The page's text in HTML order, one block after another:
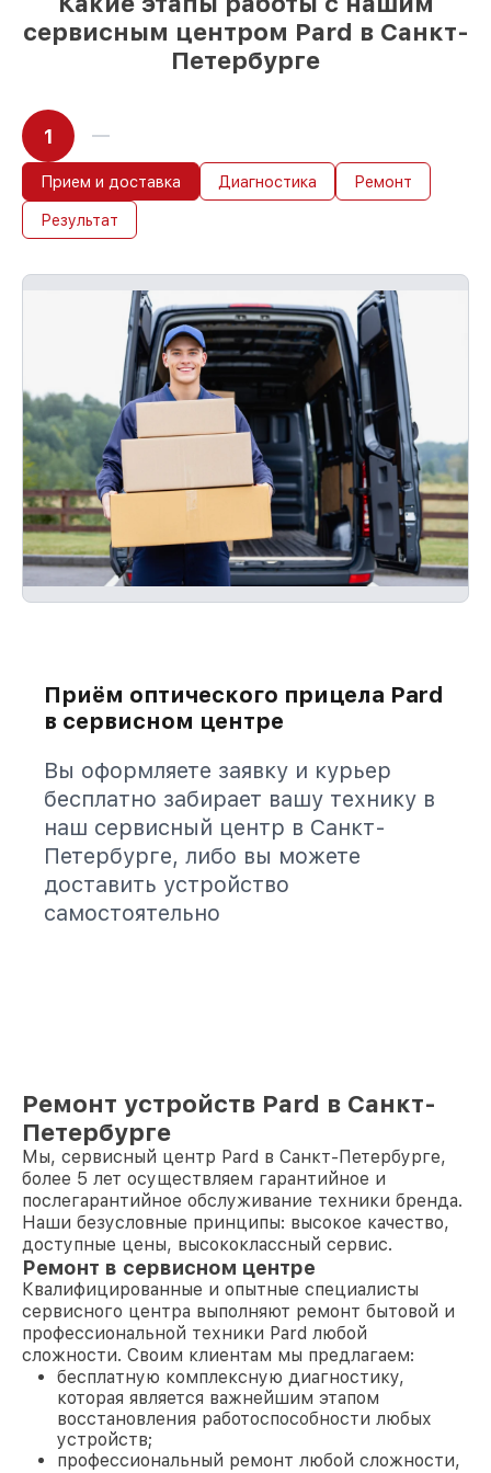
любые запросы
85% ремонтов Pard завершаются в тот
же день, при немедленном старте работ
сервисным центром Pard в Санкт-
Петербурге
1
Прием и доставка Диагностика Ремонт
Результат
Приём оптического прицела Pard
в сервисном центре
Вы оформляете заявку и курьер
бесплатно забирает вашу технику в
наш сервисный центр в Санкт-
Петербурге, либо вы можете
доставить устройство
самостоятельно
Ремонт устройств Pard в Санкт-
Петербурге
Мы, сервисный центр Pard в Санкт-Петербурге,
более 5 лет осуществляем гарантийное и
послегарантийное обслуживание техники бренда.
Наши безусловные принципы: высокое качество,
доступные цены, высококлассный сервис.
Ремонт в сервисном центре
Квалифицированные и опытные специалисты
сервисного центра выполняют ремонт бытовой и
профессиональной техники Pard любой
сложности. Своим клиентам мы предлагаем:
бесплатную комплексную диагностику,
которая является важнейшим этапом
восстановления работоспособности любых
устройств;
профессиональный ремонт любой сложности,